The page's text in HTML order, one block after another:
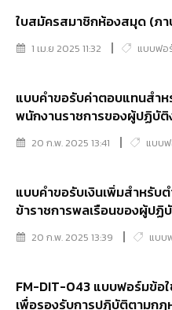
ใบสมัครสมาชิกห้องสมุด (ภา
1 เม.ย 2025 11:32 แบบฟอ
แบบคำขอรับค่าตอบแทนสำ
พนักงานราชการของผู้ปฏิบั
สถาบันนิติวิทยาศาสตร์ (ค.ต.
20 ก.พ. 2025 13:41 แบบ
แบบคำขอรับเงินเพิ่มสำหรับ
ข้าราชการพลเรือนของผู้ปฏิ
สถาบันนิติวิทยาศาสตร์ (พ.ต.
20 ก.พ. 2025 13:39 แบบ
FM-DIT-043 แบบฟอร์มข้อ
เพื่อรองรับการปฏิบัติตามก